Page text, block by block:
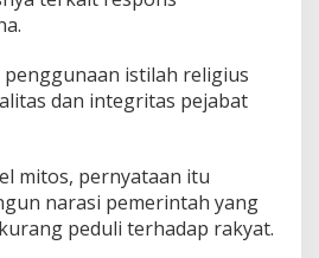
penggunaan istilah religius
dan integritas pejabat
mitos, pernyataan itu
narasi pemerintah yang
peduli terhadap rakyat.